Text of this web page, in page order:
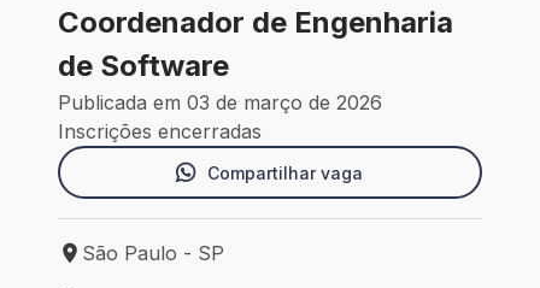
Coordenador de Engenharia
de Software
Publicada em 03 de março de 2026
Inscrições encerradas
Compartilhar vaga
Local de trabalho: São Paulo - SP
São Paulo - SP